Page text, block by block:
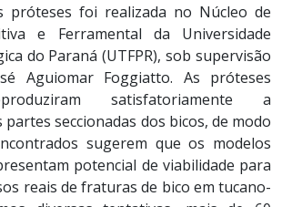
próteses foi realizada no Núcleo de
e Ferramental da Universidade
do Paraná (UTFPR), sob supervisão
Aguiomar Foggiatto. As próteses
satisfatoriamente a
seccionadas dos bicos, de modo
sugerem que os modelos
potencial de viabilidade para
reais de fraturas de bico em tucano-